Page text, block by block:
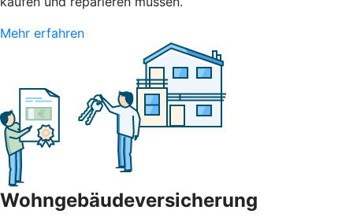
Mehr erfahren
Wohngebäudeversicherung